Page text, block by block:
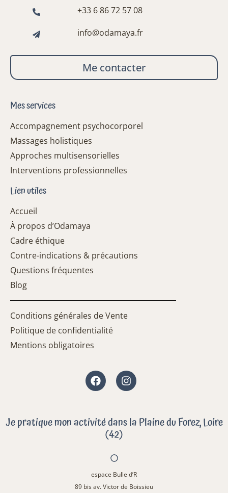
+33 6 86 72 57 08
info@odamaya.fr
Me contacter
Mes services
Accompagnement psychocorporel
Massages holistiques
Approches multisensorielles
Interventions professionnelles
Lien utiles
Accueil
À propos d’Odamaya
Cadre éthique
Contre-indications & précautions
Questions fréquentes
Blog
Conditions générales de Vente
Politique de confidentialité
Mentions obligatoires
FacebookInstagram
Je pratique mon activité dans la Plaine du Forez, Loire
(42)
espace Bulle d’R
89 bis av. Victor de Boissieu